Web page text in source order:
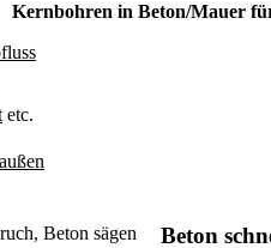
Kernbohren in Beton/Mauer
etc.
Beton